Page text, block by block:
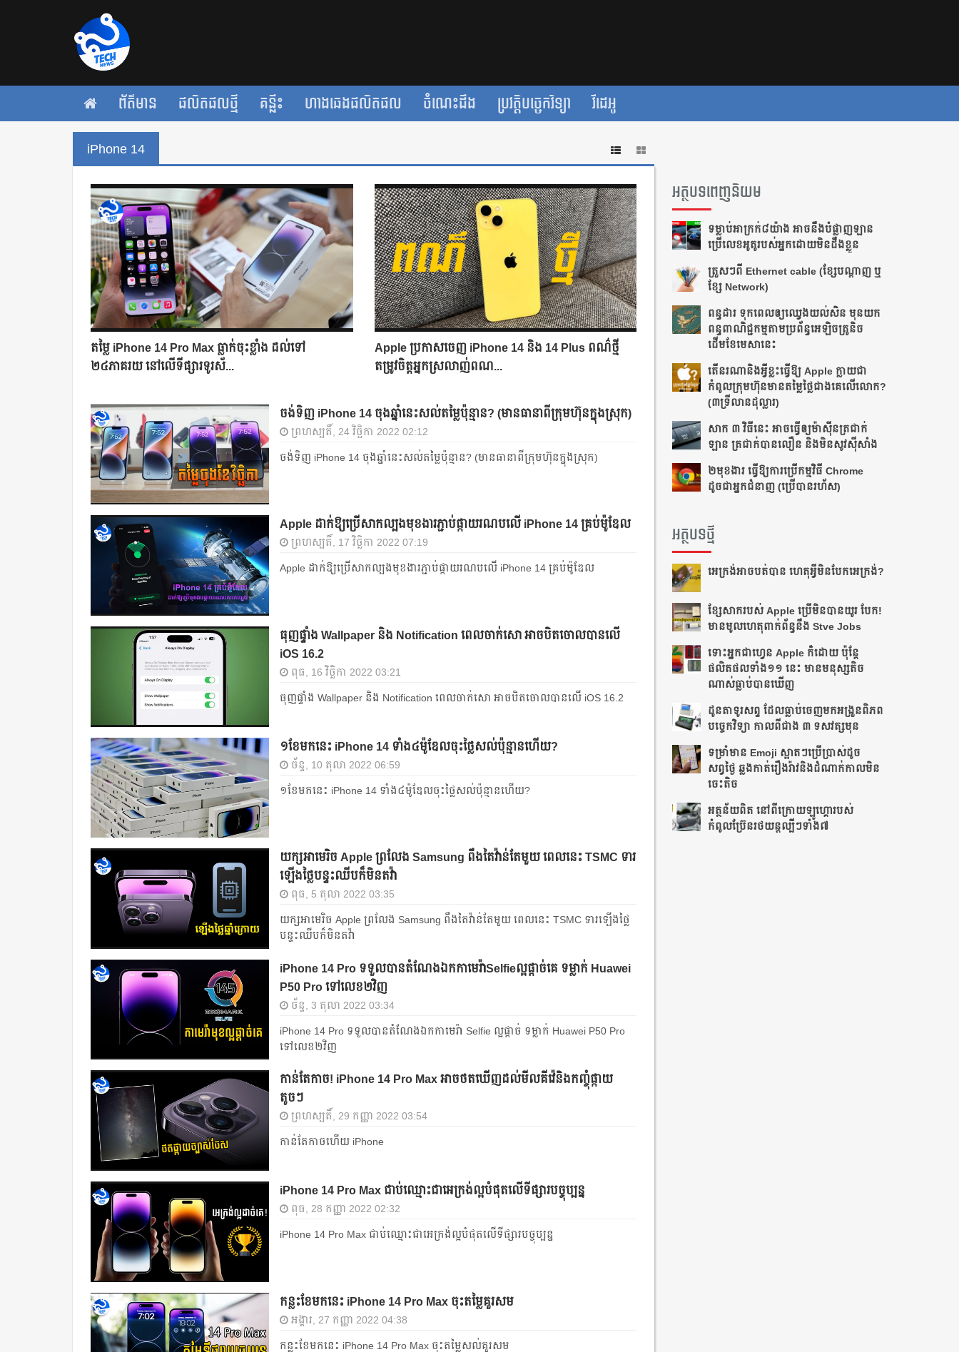
ព័ត៌មាន ផលិតផលថ្មី គន្លឹះ ហាងឆេងផលិតផល ចំណេះដឹង ប្រវត្តិបច្ចេកវិទ្យា វីដេអូ
iPhone 14
តម្លៃ iPhone 14 Pro Max ធ្លាក់ចុះខ្លាំង ដល់ទៅ
២៤ភាគរយ នៅលើទីផ្សារទូរស័...
Apple ប្រកាសចេញ iPhone 14 និង 14 Plus ពណ៌ថ្មី
តម្រូវចិត្តអ្នកស្រលាញ់ពណ...
ចង់ទិញ iPhone 14 ចុងឆ្នាំនេះសល់តម្លៃប៉ុន្មាន? (មានធានាពីក្រុមហ៊ុនក្នុងស្រុក)
ព្រហស្បតិ៍, 24 វិច្ឆិកា 2022 02:12
ចង់ទិញ iPhone 14 ចុងឆ្នាំនេះសល់តម្លៃប៉ុន្មាន? (មានធានាពីក្រុមហ៊ុនក្នុងស្រុក)
Apple ដាក់ឱ្យប្រើសាកល្បងមុខងារភ្ជាប់ផ្កាយរណបលើ iPhone 14 គ្រប់ម៉ូឌែល
ព្រហស្បតិ៍, 17 វិច្ឆិកា 2022 07:19
Apple ដាក់ឱ្យប្រើសាកល្បងមុខងារភ្ជាប់ផ្កាយរណបលើ iPhone 14 គ្រប់ម៉ូឌែល
ធុញផ្ទាំង Wallpaper និង Notification ពេលចាក់សោ អាចបិតចោលបានលើ
iOS 16.2
ពុធ, 16 វិច្ឆិកា 2022 03:21
ធុញផ្ទាំង Wallpaper និង Notification ពេលចាក់សោ អាចបិតចោលបានលើ iOS 16.2
១ខែមកនេះ iPhone 14 ទាំង៤ម៉ូឌែលចុះថ្លៃសល់ប៉ុន្មានហើយ?
ច័ន្ទ, 10 តុលា 2022 06:59
១ខែមកនេះ iPhone 14 ទាំង៤ម៉ូឌែលចុះថ្លៃសល់ប៉ុន្មានហើយ?
យក្សអាមេរិច Apple ព្រលែង Samsung ពឹងតៃវ៉ាន់តែមួយ ពេលនេះ TSMC ទារ
ឡើងថ្លៃបន្ទះឈីបក៏មិនតវ៉ា
ពុធ, 5 តុលា 2022 03:35
យក្សអាមេរិច Apple ព្រលែង Samsung ពឹងតៃវ៉ាន់តែមួយ ពេលនេះ TSMC ទារឡើងថ្លៃ
បន្ទះឈីបក៏មិនតវ៉ា
iPhone 14 Pro ទទួលបានតំណែងឯកកាមេរ៉ាSelfieល្អផ្ដាច់គេ ទម្លាក់ Huawei
P50 Pro ទៅលេខ២វិញ
ច័ន្ទ, 3 តុលា 2022 03:34
iPhone 14 Pro ទទួលបានតំណែងឯកកាមេរ៉ា Selfie ល្អផ្ដាច់ ទម្លាក់ Huawei P50 Pro
ទៅលេខ២វិញ
កាន់តែកាច! iPhone 14 Pro Max អាចថតឃើញដល់មីលគីវ៉េនិងកញ្ចុំផ្កាយ
តូចៗ
ព្រហស្បតិ៍, 29 កញ្ញា 2022 03:54
កាន់តែកាចហើយ iPhone
iPhone 14 Pro Max ជាប់ឈ្មោះជាអេក្រង់ល្អបំផុតលើទីផ្សារបច្ចុប្បន្ន
ពុធ, 28 កញ្ញា 2022 02:32
iPhone 14 Pro Max ជាប់ឈ្មោះជាអេក្រង់ល្អបំផុតលើទីផ្សារបច្ចុប្បន្ន
កន្លះខែមកនេះ iPhone 14 Pro Max ចុះតម្លៃគួរសម
អង្គារ, 27 កញ្ញា 2022 04:38
កន្លះខែមកនេះ iPhone 14 Pro Max ចុះតម្លៃសល់គួរសម
អត្ថបទពេញនិយម
ទម្លាប់​អាក្រក់​​៨​យ៉ាង អាច​នឹង​បំផ្លាញ​​ឡាន​
ប្រើ​លេខ​អូតូ​របស់​អ្នក​ដោយ​មិន​ដឹង​ខ្លួន
ត្រួស​ៗ​​ពី​ ​Ethernet cable​ ​(ខ្សែ​បណ្ដាញ​ ​ឬ​
ខ្សែ​ ​Network)
ពន្ធដារ ទុកពេលឲ្យឈ្វេងយល់សិន មុនយក
ពន្ធពាណិជ្ជកម្មតាមប្រព័ន្ធអេឡិចត្រូនិច
ដើមខែមេសានេះ
តើនរណានិងអ្វីខ្លះធ្វើឱ្យ Apple ក្លាយជា
កំពូលក្រុមហ៊ុនមានតម្លៃថ្លៃជាងគេលើលោក?
(៣ទ្រីលានដុល្លារ)
សាក ៣ វិធីនេះ ​​អាច​ធ្វើ​ឲ្យ​ម៉ាស៊ីន​ត្រជាក់​
ឡាន ត្រជាក់​បាន​លឿន​ និង​មិន​សូវ​ស៊ី​សាំង​
២មុខងារ ធ្វើឱ្យការប្រើកម្មវិធី Chrome
ដូចជាអ្នកជំនាញ (ប្រើបានរហ័ស)
អត្ថបទថ្មី
អេក្រង់អាចបត់បាន ហេតុអ្វីមិនបែកអេក្រង់?
ខ្សែសាករបស់ Apple ប្រើមិនបានយូរ បែក!
មានមូលហេតុពាក់ព័ន្ធនឹង Stve Jobs
ទោះអ្នកជាហ្វេន Apple ក៏ដោយ ប៉ុន្ដែ
ផលិតផលទាំង១១ នេះ មានមនុស្សតិច
ណាស់ធ្លាប់បានឃើញ
ដូនតាទូរសព្ទ ដែលធ្លាប់ចេញមកអង្រួនពិភព
បច្ចេកវិទ្យា កាលពីជាង ៣ ទសវត្សមុន
ទម្រាំមាន Emoji ស្អាតៗប្រើប្រាស់ដូច
សព្វថ្ងៃ ឆ្លងកាត់រឿងរ៉ាវនិងដំណាក់កាលមិន
ចេះតិច
អត្ថន័យពិត នៅពីក្រោយឡូហ្គោរបស់
កំពូលប្រ៊ែនរថយន្តល្បីៗទាំង៧